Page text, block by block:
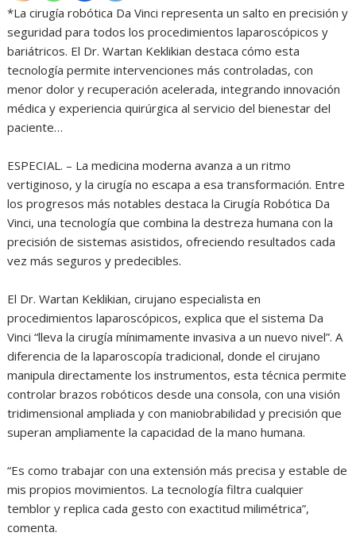
*La cirugía robótica Da Vinci representa un salto en precisión y
seguridad para todos los procedimientos laparoscópicos y
bariátricos. El Dr. Wartan Keklikian destaca cómo esta
tecnología permite intervenciones más controladas, con
menor dolor y recuperación acelerada, integrando innovación
médica y experiencia quirúrgica al servicio del bienestar del
paciente…
ESPECIAL. – La medicina moderna avanza a un ritmo
vertiginoso, y la cirugía no escapa a esa transformación. Entre
los progresos más notables destaca la Cirugía Robótica Da
Vinci, una tecnología que combina la destreza humana con la
precisión de sistemas asistidos, ofreciendo resultados cada
vez más seguros y predecibles.
El Dr. Wartan Keklikian, cirujano especialista en
procedimientos laparoscópicos, explica que el sistema Da
Vinci “lleva la cirugía mínimamente invasiva a un nuevo nivel”. A
diferencia de la laparoscopía tradicional, donde el cirujano
manipula directamente los instrumentos, esta técnica permite
controlar brazos robóticos desde una consola, con una visión
tridimensional ampliada y con maniobrabilidad y precisión que
superan ampliamente la capacidad de la mano humana.
“Es como trabajar con una extensión más precisa y estable de
mis propios movimientos. La tecnología filtra cualquier
temblor y replica cada gesto con exactitud milimétrica”,
comenta.